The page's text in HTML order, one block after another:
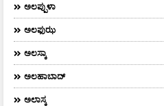
ಅಲಪ್ಪುಳಾ
ಅಲಫುಝ
ಅಲಸ್ಕಾ
ಅಲಹಾಬಾದ್
ಅಲಾಸ್ಕ